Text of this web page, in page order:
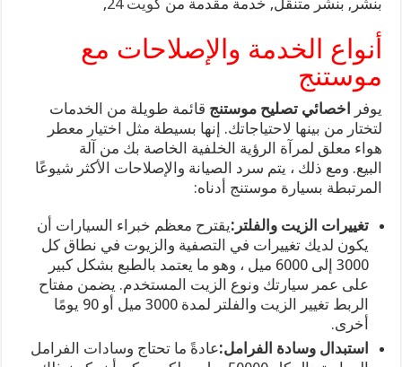
بنشر, بنشر متنقل, خدمة مقدمة منكويت 24 ,
أنواع الخدمة والإصلاحات مع
موستنج
يوفر اخصائي تصليح موستنج قائمة طويلة من الخدمات
لتختار من بينها لاحتياجاتك. إنها بسيطة مثل اختيار معطر
هواء معلق لمرآة الرؤية الخلفية الخاصة بك من آلة
البيع. ومع ذلك ، يتم سرد الصيانة والإصلاحات الأكثر شيوعًا
المرتبطة بسيارة موستنج أدناه:
تغييرات الزيت والفلتر:يقترح معظم خبراء السيارات أن
يكون لديك تغييرات في التصفية والزيوت في نطاق كل
3000 إلى 6000 ميل ، وهو ما يعتمد بالطبع بشكل كبير
على عمر سيارتك ونوع الزيت المستخدم. يضمن مفتاح
الربط تغيير الزيت والفلتر لمدة 3000 ميل أو 90 يومًا
أخرى.
استبدال وسادة الفرامل:عادةً ما تحتاج وسادات الفرامل